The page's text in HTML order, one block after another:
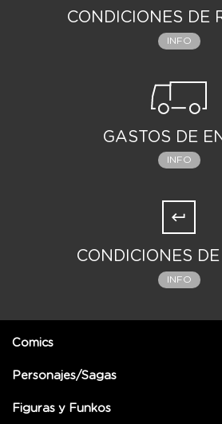
CONDICIONES DE
INFO
GASTOS DE
INFO
CONDICIONES
INFO
Comics
Personajes/Sagas
Figuras y Funkos